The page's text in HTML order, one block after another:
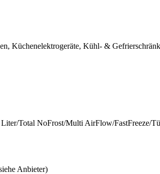
Küchenelektrogeräte, Kühl- &
Total NoFrost/Multi AirFlow/FastFreeze/
Anbieter)